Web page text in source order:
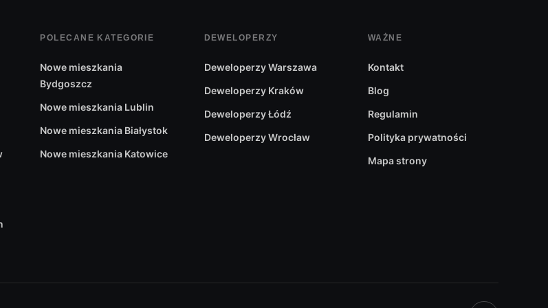
budynku. Dla wielu osób największe atuty znajdują się poza nim. Toruń szczyci się, bowiem
z dużym bezpieczeństwem i względnym spokojem okolicy sprawia, że jest to świetne
świeżym powietrzu. Kupując dom jednorodzinny w Toruniu można spodziewać się także
punktów medycznych.
POLECANE KATEGORIE
Nowe mieszkania
Bydgoszcz
Nowe mieszkania Lublin
Nowe mieszkania Białystok
Nowe mieszkania Katowice
DEWELOPERZY
Deweloperzy Warszawa
Deweloperzy Kraków
Deweloperzy Łódź
Deweloperzy Wrocław
WAŻNE
Kontakt
Blog
Regulamin
Polityka prywatności
Mapa strony